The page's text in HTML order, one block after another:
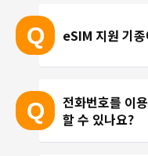
Q eSIM 지원 기
※ eSIM 지원 기기
기기는 목록에 포
Q
전화번호를 이
할 수 있나요?